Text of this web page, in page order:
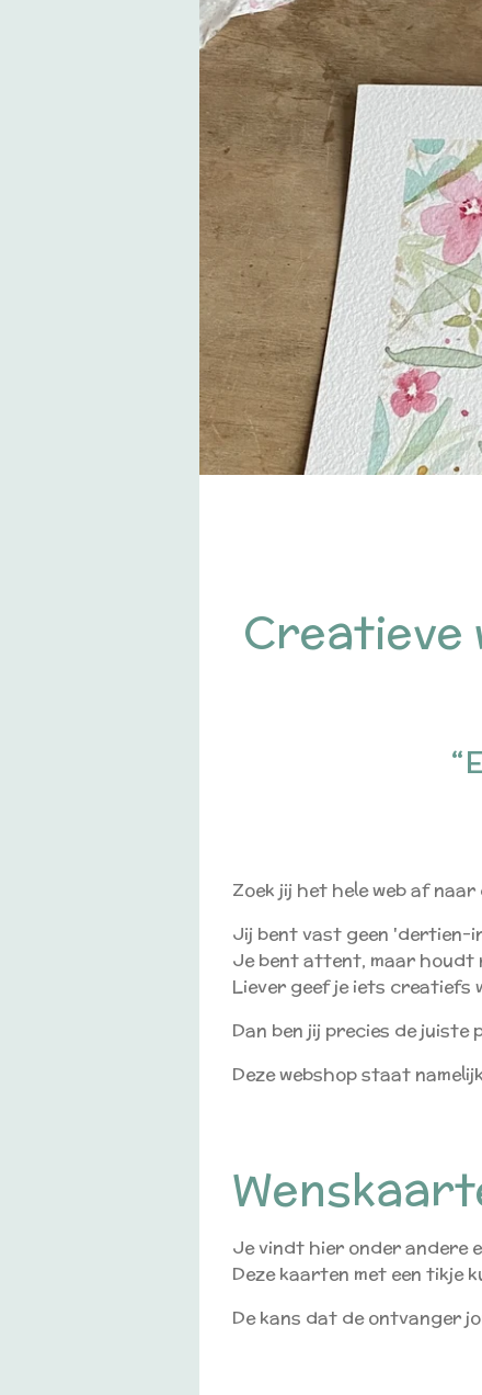
Creatieve
Zoek jij het hele web af
Jij bent vast geen 'dertien-
Je bent attent, maar houdt
Liever geef je iets
Dan ben jij precies de juiste
Deze webshop staat
Je vindt hier onder andere
Deze kaarten met een tikje
De kans dat de ontvanger